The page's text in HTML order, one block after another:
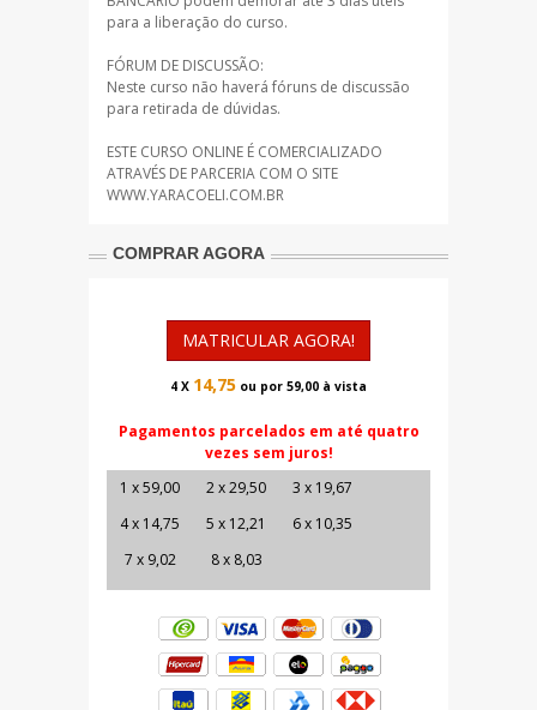
para a liberação do curso.
FÓRUM DE DISCUSSÃO:
Neste curso não haverá fóruns de discussão
para retirada de dúvidas.
ESTE CURSO ONLINE É COMERCIALIZADO
ATRAVÉS DE PARCERIA COM O SITE
WWW.YARACOELI.COM.BR
COMPRAR AGORA
MATRICULAR AGORA!
4 X 14,75 ou por 59,00 à vista
Pagamentos parcelados em até quatro
vezes sem juros!
1 x 59,00
2 x 29,50
3 x 19,67
4 x 14,75
5 x 12,21
6 x 10,35
7 x 9,02
8 x 8,03